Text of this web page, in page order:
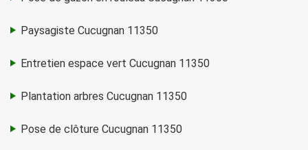
Paysagiste Cucugnan 11350
Entretien espace vert Cucugnan 11350
Plantation arbres Cucugnan 11350
Pose de clôture Cucugnan 11350